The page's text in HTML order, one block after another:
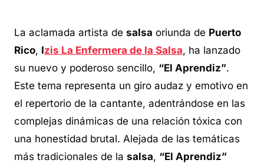
La aclamada artista de salsa oriunda de Puerto
Rico, Izis La Enfermera de la Salsa, ha lanzado
su nuevo y poderoso sencillo, “El Aprendiz”.
Este tema representa un giro audaz y emotivo en
el repertorio de la cantante, adentrándose en las
complejas dinámicas de una relación tóxica con
una honestidad brutal. Alejada de las temáticas
más tradicionales de la salsa, “El Aprendiz”